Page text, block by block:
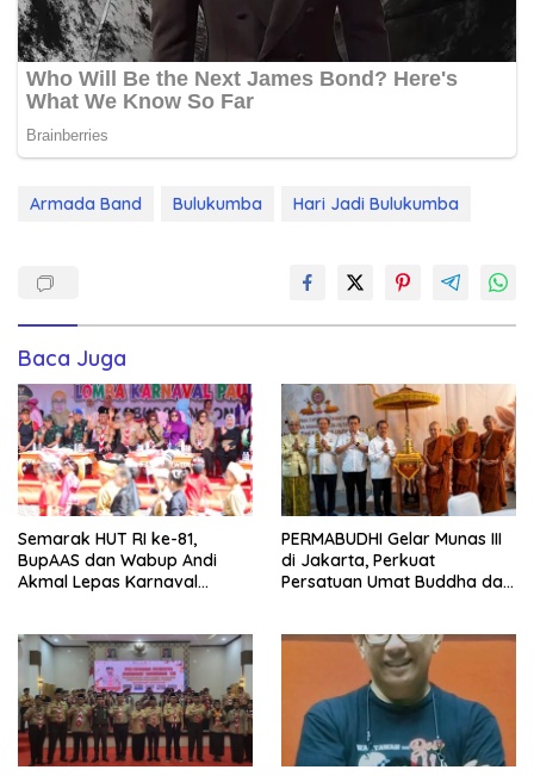
Armada Band Bulukumba Hari Jadi Bulukumba
Baca Juga
Semarak HUT RI ke-81,
BupAAS dan Wabup Andi
Akmal Lepas Karnaval
PERMABUDHI Gelar Munas III
di Jakarta, Perkuat
Persatuan Umat Buddha dan